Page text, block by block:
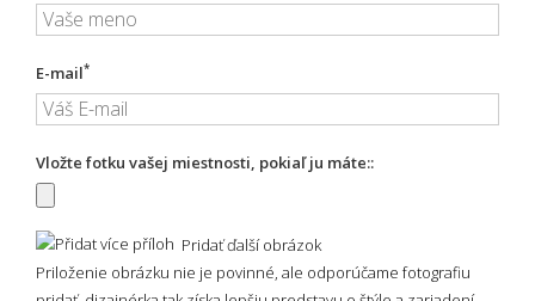
E-mail*
Vložte fotku vašej miestnosti, pokiaľ ju máte::
Pridať ďalší obrázok
Priloženie obrázku nie je povinné, ale odporúčame fotografiu